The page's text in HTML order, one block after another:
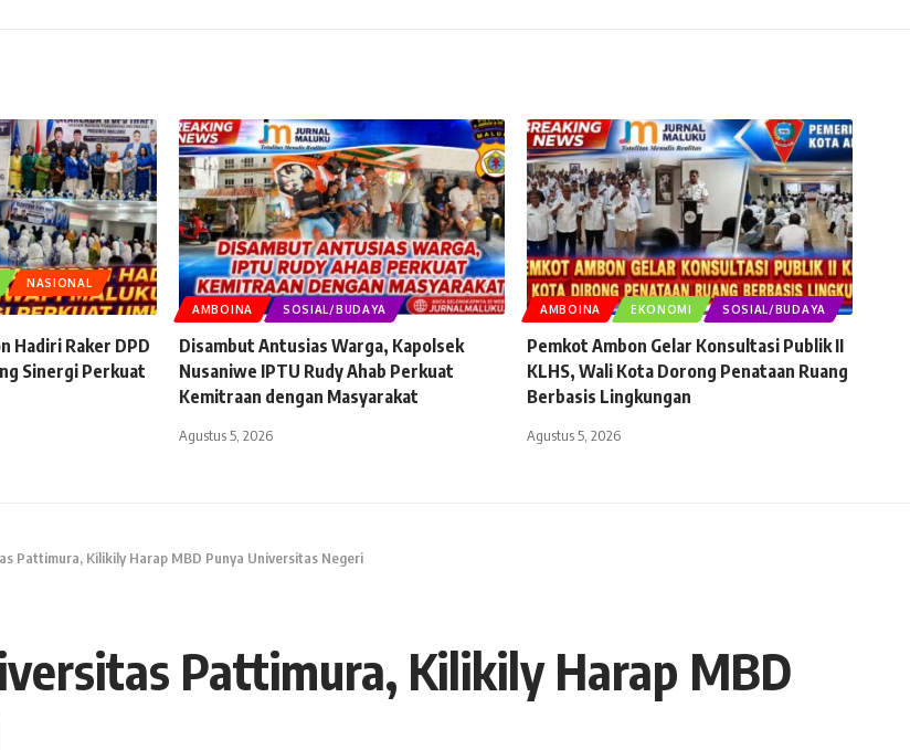
NASIONAL
Hadiri Raker DPD
Sinergi Perkuat
AMBOINA SOSIAL/BUDAYA
Disambut Antusias Warga, Kapolsek
Nusaniwe IPTU Rudy Ahab Perkuat
Kemitraan dengan Masyarakat
Agustus 5, 2026
AMBOINA EKONOMI SOSIAL/BUDAYA
Pemkot Ambon Gelar Konsultasi Publik II
KLHS, Wali Kota Dorong Penataan Ruang
Berbasis Lingkungan
Agustus 5, 2026
Pattimura, Kilikily Harap MBD Punya Universitas Negeri
Pattimura, Kilikily Harap MBD